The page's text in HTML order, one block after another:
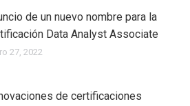
de un nuevo nombre para la
Data Analyst Associate
27, 2022
de certificaciones